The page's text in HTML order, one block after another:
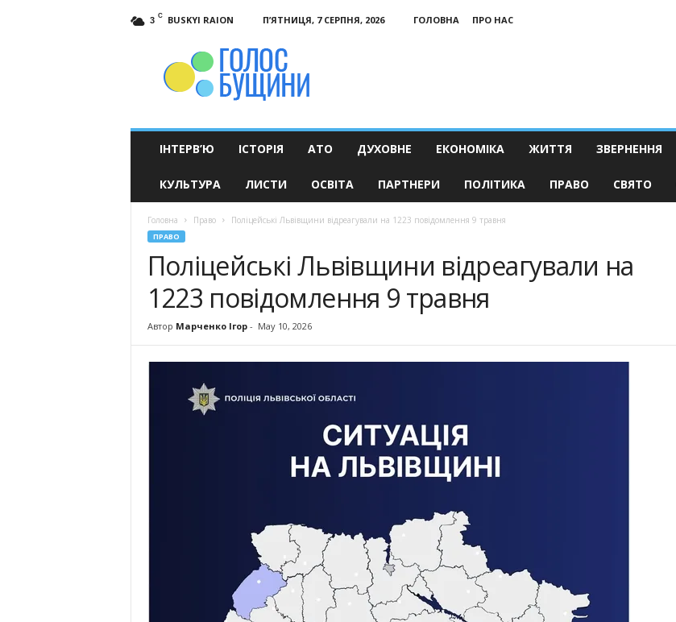
3 C BUSKYI RAION П’ЯТНИЦЯ, 7 СЕРПНЯ, 2026 ГОЛОВНА
ПРО НАС
ІНТЕРВ’Ю ІСТОРІЯ АТО ДУХОВНЕ ЕКОНОМІКА ЖИТТЯ ЗВЕРНЕННЯ
КУЛЬТУРА ЛИСТИ ОСВІТА ПАРТНЕРИ ПОЛІТИКА ПРАВО СВЯТО
Головна Право Поліцейські Львівщини відреагували на 1223 повідомлення 9 травня
ПРАВО
Поліцейські Львівщини відреагували на
1223 повідомлення 9 травня
Автор Марченко Ігор- May 10, 2026